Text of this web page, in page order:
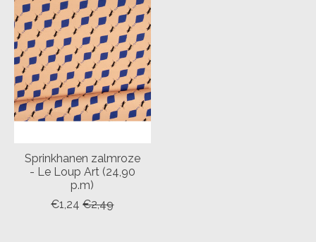
Sprinkhanen zalmroze
- Le Loup Art (24,90
p.m)
€1,24 €2,49